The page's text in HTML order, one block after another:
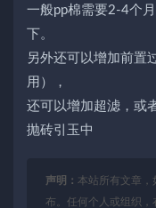
一般pp棉需要2-4个
下。
另外还可以增加前置
用），
还可以增加超滤，或
抛砖引玉中
声明： 本站所有文章，
布。任何个人或组织，